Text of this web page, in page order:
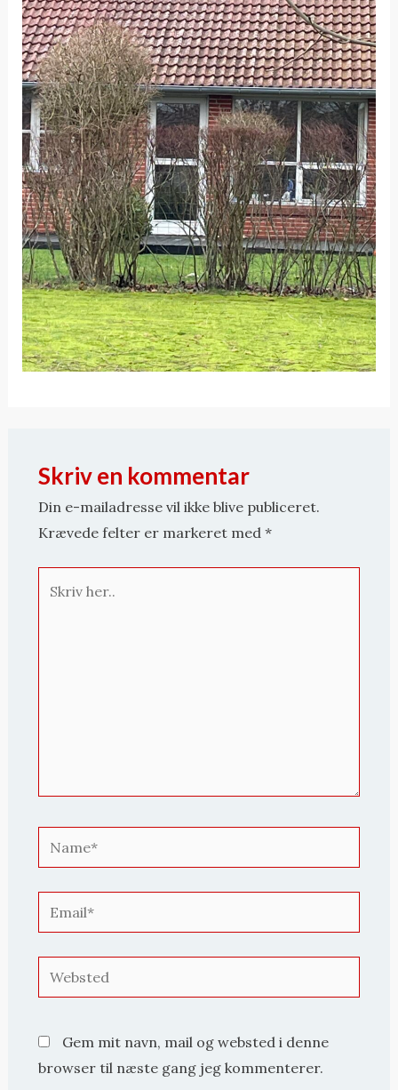
Skriv en kommentar
Din e-mailadresse vil ikke blive publiceret.
Krævede felter er markeret med *
Email*
Websted
Gem mit navn, mail og websted i denne
browser til næste gang jeg kommenterer.